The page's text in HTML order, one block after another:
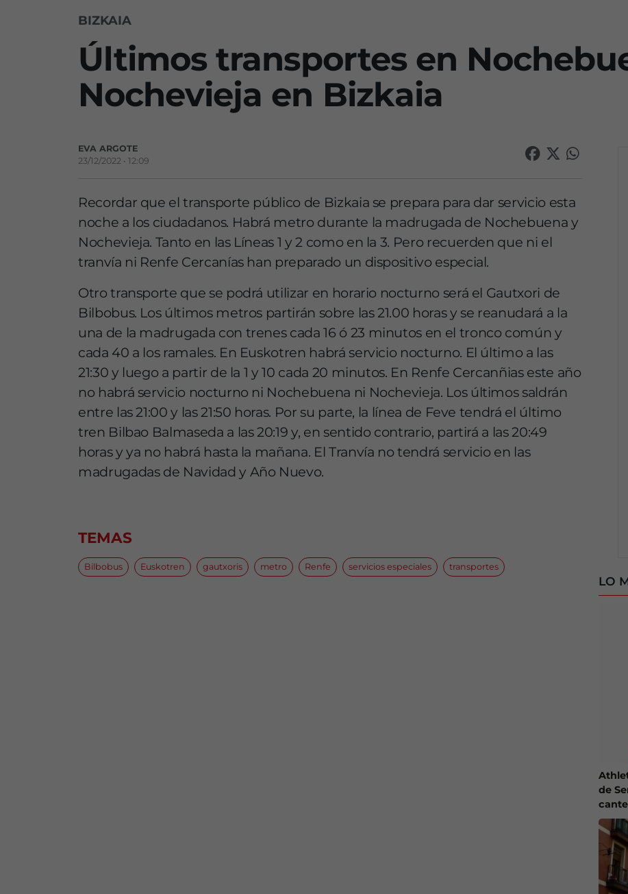
BIZKAIA
Últimos transportes en
Nochevieja en Bizkaia
EVA ARGOTE
23/12/2022 • 12:09
Recordar que el transporte público de Bizkaia se prepara para dar servicio esta
noche a los ciudadanos. Habrá metro durante la madrugada de Nochebuena y
Nochevieja. Tanto en las Líneas 1 y 2 como en la 3. Pero recuerden que ni el
tranvía ni Renfe Cercanías han preparado un dispositivo especial.
Otro transporte que se podrá utilizar en horario nocturno será el Gautxori de
Bilbobus. Los últimos metros partirán sobre las 21.00 horas y se reanudará a la
una de la madrugada con trenes cada 16 ó 23 minutos en el tronco común y
cada 40 a los ramales. En Euskotren habrá servicio nocturno. El último a las
21:30 y luego a partir de la 1 y 10 cada 20 minutos. En Renfe Cercanñias este año
no habrá servicio nocturno ni Nochebuena ni Nochevieja. Los últimos saldrán
entre las 21:00 y las 21:50 horas. Por su parte, la línea de Feve tendrá el último
tren Bilbao Balmaseda a las 20:19 y, en sentido contrario, partirá a las 20:49
horas y ya no habrá hasta la mañana. El Tranvía no tendrá servicio en las
madrugadas de Navidad y Año Nuevo.
TEMAS
Bilbobus Euskotren gautxoris metro Renfe servicios especiales transportes
LO
de